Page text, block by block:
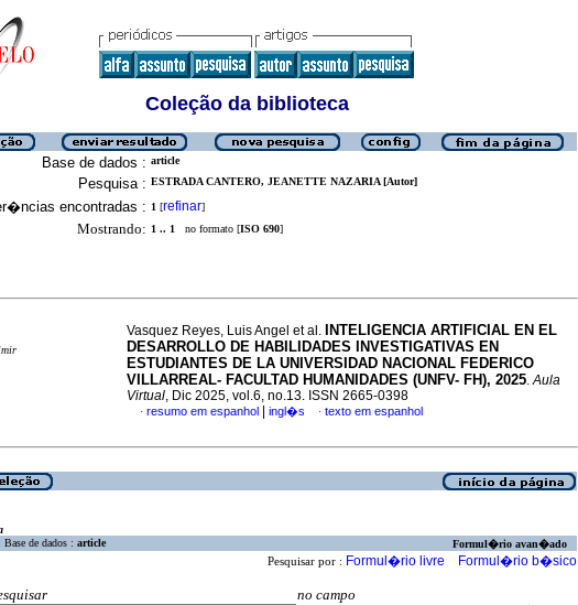
Coleção da biblioteca
Base de dados : article
Pesquisa : ESTRADA CANTERO, JEANETTE NAZARIA [Autor]
encontradas : 1 [refinar]
Mostrando: 1 .. 1 no formato [ISO 690]
Vasquez Reyes, Luis Angel et al.
INTELIGENCIA ARTIFICIAL EN EL
DESARROLLO DE HABILIDADES INVESTIGATIVAS EN
ESTUDIANTES DE LA UNIVERSIDAD NACIONAL FEDERICO
VILLARREAL- FACULTAD HUMANIDADES (UNFV- FH), 2025.Aula
Virtual, Dic 2025, vol.6, no.13. ISSN 2665-0398
· resumo em espanhol ingl�s · texto em espanhol
Base de dados : article Formul�rio avan�ado
Pesquisar por : Formul�rio livre Formul�rio b�sico
no campo